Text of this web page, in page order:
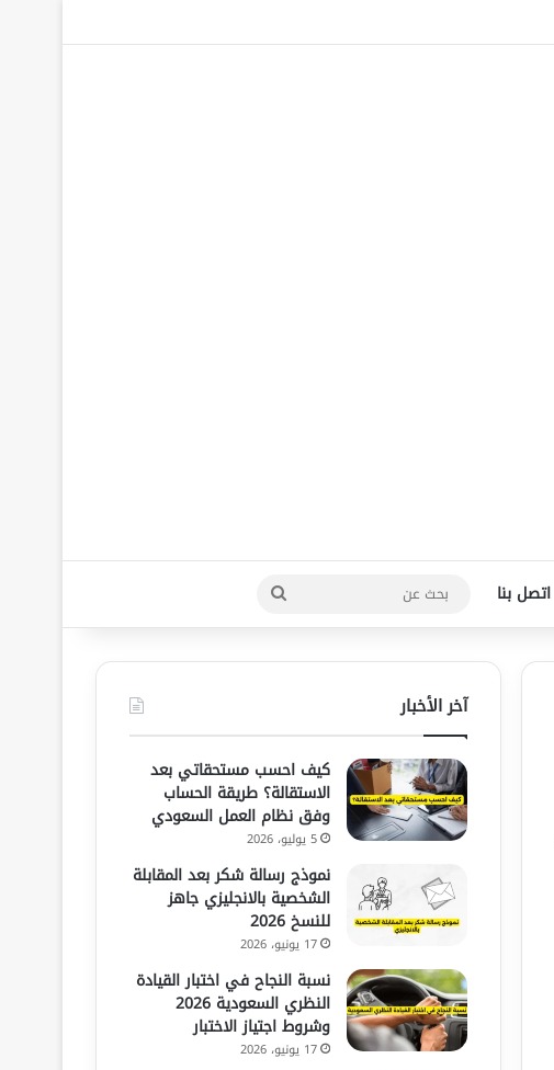
اتصل بنا
بحث
عن
آخر الأخبار
كيف احسب مستحقاتي بعد
الاستقالة؟ طريقة الحساب
وفق نظام العمل السعودي
5 يوليو، 2026
نموذج رسالة شكر بعد المقابلة
الشخصية بالانجليزي جاهز
للنسخ 2026
17 يونيو، 2026
نسبة النجاح في اختبار القيادة
النظري السعودية 2026
وشروط اجتياز الاختبار
17 يونيو، 2026